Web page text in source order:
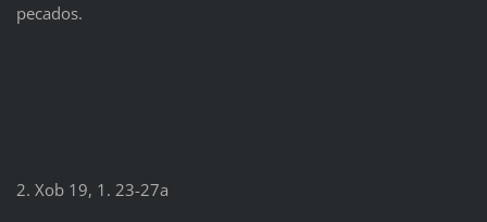
pecados.
2. Xob 19, 1. 23-27a